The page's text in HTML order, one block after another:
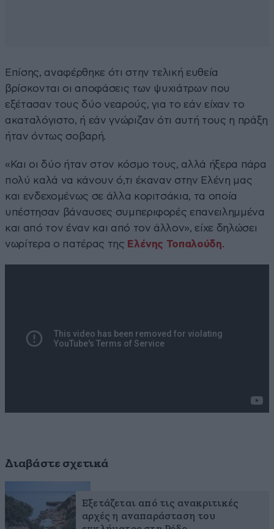
Επίσης, αναφέρθηκε ότι στην τελική ευθεία
βρίσκονται οι αποφάσεις των ψυχιάτρων που
εξέτασαν τους δύο νεαρούς, για το εάν είχαν το
ακαταλόγιστο, ή εάν γνώριζαν ότι αυτή τους η πράξη
ήταν όντως σοβαρή.
«Και οι δύο ήταν στον κόσμο τους, αλλά ήξερα πάρα
πολύ καλά να κάνουν ό,τι έκαναν στην Ελένη μας
και ενδεχομένως σε άλλα κοριτσάκια, τα οποία
υπέστησαν βάναυσες συμπεριφορές επανειλημμένα
και από τον έναν και από τον άλλον», είχε δηλώσει
νωρίτερα ο πατέρας της Ελένης Τοπαλούδη.
Διαβάστε σχετικά
Εξετάζεται από τις ανακριτικές
αρχές η αναπαράσταση του